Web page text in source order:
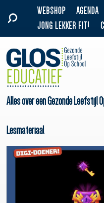
WEBSHOP AGENDA
JONG LEKKER FIT!
Alles over een Gezonde Leefstijl
Lesmateriaal